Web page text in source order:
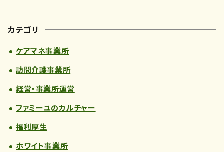
カテゴリ
ケアマネ事業所
訪問介護事業所
経営・事業所運営
ファミーユのカルチャー
福利厚生
ホワイト事業所